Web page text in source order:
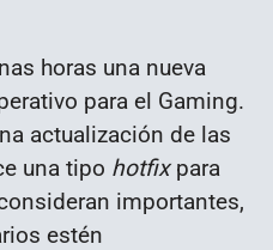
horas una nueva
para el Gaming.
actualización de las
una tipo hotfixpara
importantes,
estén